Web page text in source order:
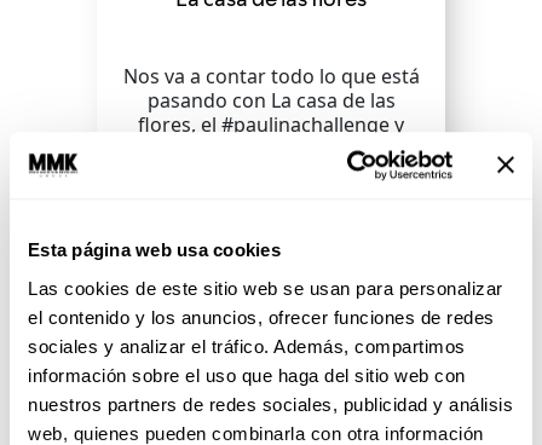
Esta página web usa cookies
Las cookies de este sitio web se usan para personalizar
el contenido y los anuncios, ofrecer funciones de redes
sociales y analizar el tráfico. Además, compartimos
información sobre el uso que haga del sitio web con
nuestros partners de redes sociales, publicidad y análisis
web, quienes pueden combinarla con otra información
Nos va a contar todo lo que está
pasando con La casa de las
flores, el #paulinachallenge y